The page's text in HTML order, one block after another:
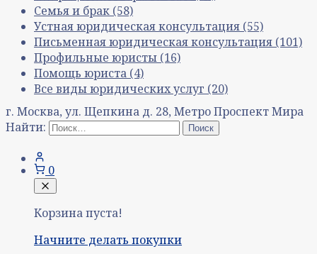
Семья и брак (58)
Устная юридическая консультация (55)
Письменная юридическая консультация (101)
Профильные юристы (16)
Помощь юриста (4)
Все виды юридических услуг (20)
г. Москва, ул. Щепкина д. 28, Метро Проспект Мира
Найти:
0
Корзина пуста!
Начните делать покупки